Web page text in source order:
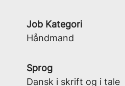
Job Kategori
Håndmand
Sprog
Dansk i skrift og i tale